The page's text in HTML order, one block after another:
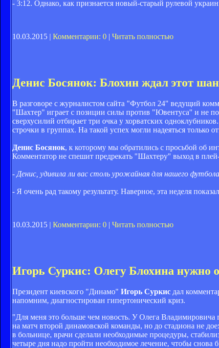
- 3:12. Однако, как признается новый-старый рулевой
10.03.2015 | Комментарии: 0 | Читать полностью
Денис Босянок: Блохин ждал этот
В разговоре с журналистом сайта "Футбол 24" ведущий
"Шахтер" играет с позиции силы против "Ювентуса" и не
сверхусилий отбирает три очка у хорватских
строчки в группах. На такой успех могли надеяться только
Денис Босянок, к которому мы обратились с просьбой об
Комментатор не спешит предрекать "Шахтеру" выход в
- Денис, удивила ли вас столь урожайная для нашего
- Я очень рад такому результату. Наверное, эта неделя
10.03.2015 | Комментарии: 0 | Читать полностью
Игорь Суркис: Олегу Блохина нужно
Президент киевского "Динамо" Игорь Суркис дал
напомним, диагностирован гипертонический криз.
"Для меня это больше чем новость. У Олега Владимировича
на матч второй динамовской команды, но до стадиона не
в больнице, врачи сделали необходимые процедуры,
четыре дня надо пройти необходимое лечение, чтобы снова